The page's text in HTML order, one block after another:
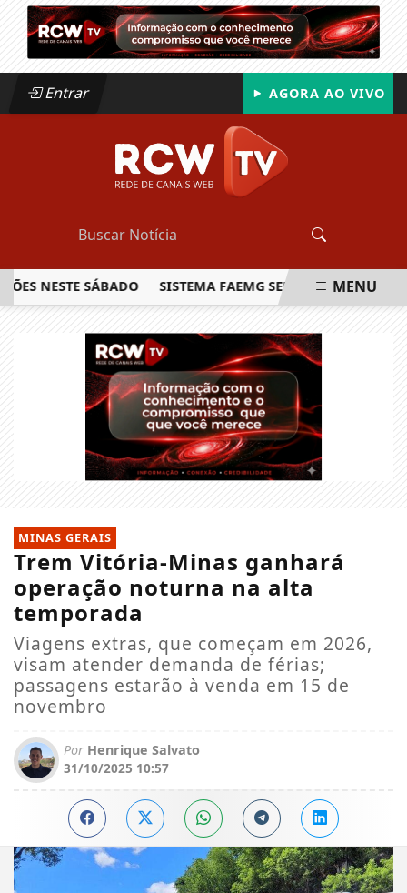
Entrar AGORA AO VIVO
SÁBADO SISTEMA FAEMG SENAR LANÇA OMENU
MINAS GERAIS
Trem Vitória-Minas ganhará
operação noturna na alta
temporada
Viagens extras, que começam em 2026,
visam atender demanda de férias;
passagens estarão à venda em 15 de
novembro
Por Henrique Salvato
31/10/2025 10:57